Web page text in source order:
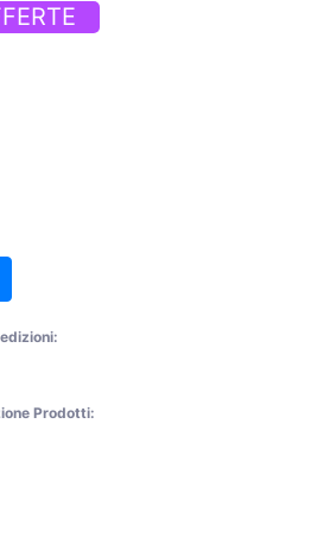
Prodotti: